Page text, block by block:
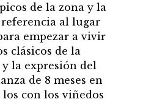
de la zona y la
al lugar
empezar a vivir
clásicos de la
la expresión del
de 8 meses en
con los viñedos